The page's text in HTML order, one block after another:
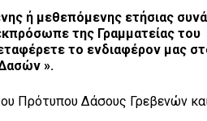
ή μεθεπόμενης ετήσιας
της Γραμματείας του
το ενδιαφέρον μας
».
Πρότυπου Δάσους Γρεβενών